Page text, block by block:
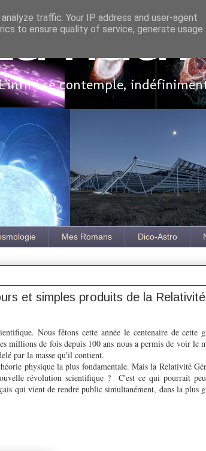
haut
se contemple, indéfiniment.
Mes Romans Dico-Astro
et simples produits de la Relativité
Nous fêtons cette annéele centenaire de cette
millions de fois depuis 100 ans nous a permis de voir le
par la masse qu'il contient.
physique la plus fondamentale. Mais la Relativité
révolution scientifique ? C'est ce qui pourrait
qui vient de rendre public simultanément, dans la plus
traffic. Your IP address and user-agent
to ensure quality of service, generate usage